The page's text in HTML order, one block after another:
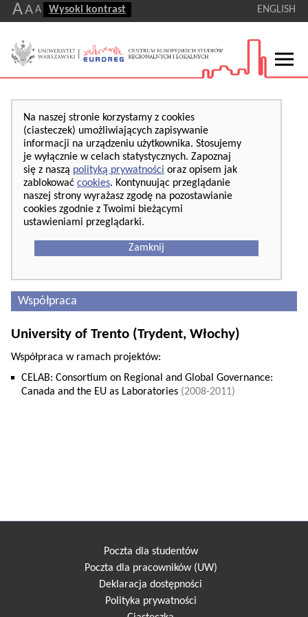
AA A Wysoki kontrast ENGLISH
Na naszej stronie korzystamy z cookies
(ciasteczek) umożliwiających zapisywanie
informacji na urządzeniu użytkownika. Stosujemy
je wyłącznie w celach statystycznych. Zapoznaj
się z naszą polityką prywatności oraz opisem jak
zablokować cookies. Kontynuując przeglądanie
naszej strony wyrażasz zgodę na pozostawianie
cookies zgodnie z Twoimi bieżącymi
ustawieniami przeglądarki.
Zamknij
Współpraca
University of Trento (Trydent, Włochy)
Współpraca w ramach projektów:
CELAB: Consortium on Regional and Global Governance:
Canada and the EU as Laboratories (2008-2011)
Poczta dla studentów
Poczta dla pracowników (UW)
Deklaracja dostępności
Polityka prywatności